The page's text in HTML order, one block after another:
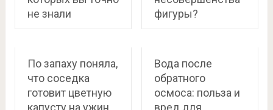
не знали
фигуры?
По запаху поняла,
что соседка
готовит цветную
Вода после
обратного
осмоса: польза и